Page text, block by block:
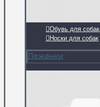
Обувь для собак
Носки для собак
Лежанки